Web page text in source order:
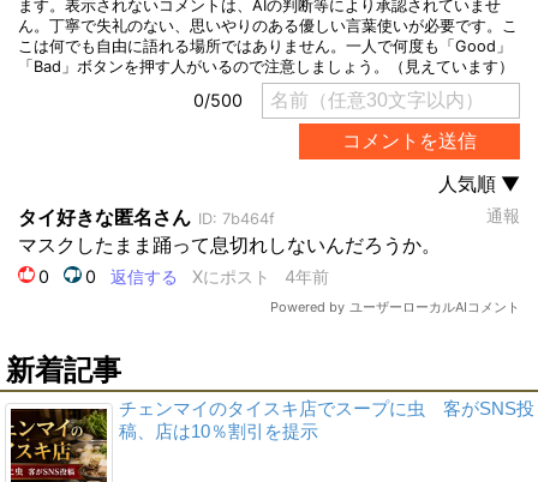
新着記事
チェンマイのタイスキ店でスープに虫 客がSNS投
稿、店は10％割引を提示